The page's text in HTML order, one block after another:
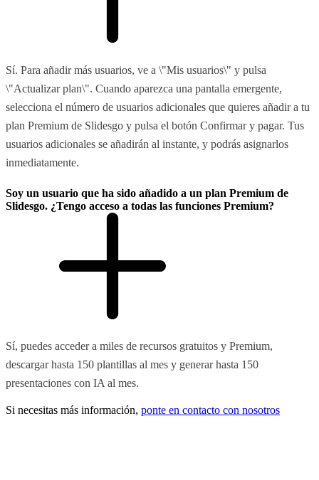
Sí. Para añadir más usuarios, ve a \"Mis usuarios\" y pulsa
\"Actualizar plan\". Cuando aparezca una pantalla emergente,
selecciona el número de usuarios adicionales que quieres añadir a tu
plan Premium de Slidesgo y pulsa el botón Confirmar y pagar. Tus
usuarios adicionales se añadirán al instante, y podrás asignarlos
inmediatamente.
Soy un usuario que ha sido añadido a un plan Premium de
Slidesgo. ¿Tengo acceso a todas las funciones Premium?
Sí, puedes acceder a miles de recursos gratuitos y Premium,
descargar hasta 150 plantillas al mes y generar hasta 150
presentaciones con IA al mes.
Si necesitas más información, ponte en contacto con nosotros